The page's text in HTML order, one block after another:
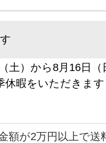
土）から8月16日
休暇をいただきます
額が2万円以上で送